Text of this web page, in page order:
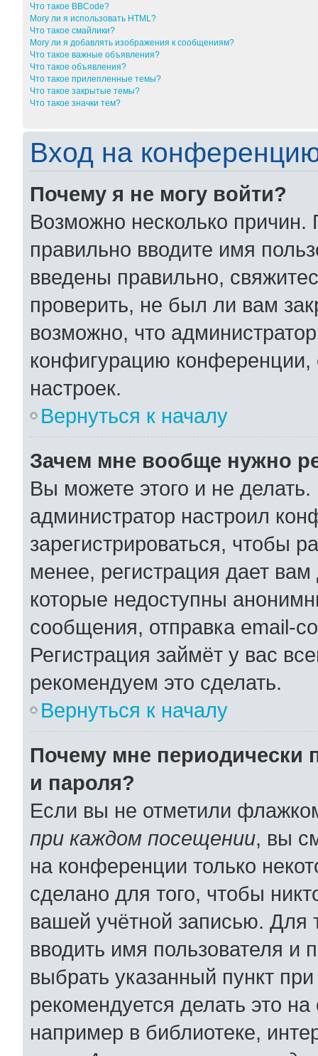
Что такое BBCode?
Могу ли я использовать HTML?
Что такое смайлики?
Могу ли я добавлять изображения к сообщениям?
Что такое важные объявления?
Что такое объявления?
Что такое прилепленные темы?
Что такое закрытые темы?
Что такое значки тем?
Вход на
Почему я не могу войти?
Возможно несколько причин.
правильно вводите имя
введены правильно,
проверить, не был ли вам
возможно, что
конфигурацию конференции,
настроек.
Вернуться к началу
Зачем мне вообще нужно
Вы можете этого и не делать.
администратор настроил
зарегистрироваться, чтобы
менее, регистрация дает
которые недоступны
сообщения, отправка email-
Регистрация займёт у вас
рекомендуем это сделать.
Вернуться к началу
Почему мне периодически
и пароля?
Если вы не отметили
при каждом посещении, вы
на конференции только
сделано для того, чтобы
вашей учётной записью. Для
вводить имя пользователя
выбрать указанный пункт
рекомендуется делать это
например в библиотеке,